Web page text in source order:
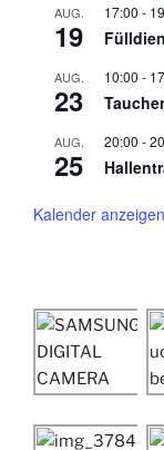
AUG.
19
17:00 -
AUG.
23
10:00 -
AUG.
25
20:00 -
Kalender anzeigen